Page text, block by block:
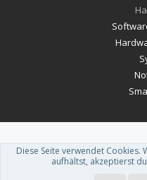
Forum software by
Theme
Diese Seite verwendet Cookies.
aufhältst, akzeptierst